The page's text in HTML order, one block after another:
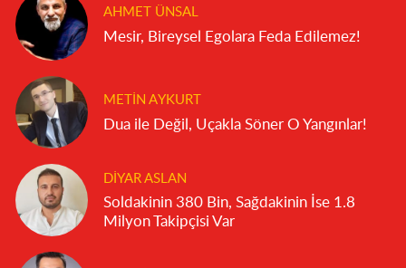
AHMET ÜNSAL
Mesir, Bireysel Egolara Feda Edilemez!
METIN AYKURT
Dua ile Değil, Uçakla Söner O Yangınlar!
DIYAR ASLAN
Soldakinin 380 Bin, Sağdakinin İse 1.8
Milyon Takipçisi Var